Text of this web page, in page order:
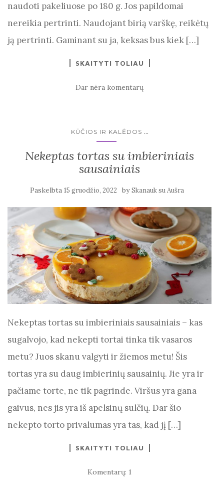
naudoti pakeliuose po 180 g. Jos papildomai
nereikia pertrinti. Naudojant birią varškę, reikėtų
ją pertrinti. Gaminant su ja, keksas bus kiek […]
SKAITYTI TOLIAU
Dar nėra komentarų
KŪČIOS IR KALĖDOS ...
Nekeptas tortas su imbieriniais
sausainiais
Paskelbta 15 gruodžio, 2022 bySkanauk su Aušra
Nekeptas tortas su imbieriniais sausainiais – kas
sugalvojo, kad nekepti tortai tinka tik vasaros
metu? Juos skanu valgyti ir žiemos metu! Šis
tortas yra su daug imbierinių sausainių. Jie yra ir
pačiame torte, ne tik pagrinde. Viršus yra gana
gaivus, nes jis yra iš apelsinų sulčių. Dar šio
nekepto torto privalumas yra tas, kad jį […]
SKAITYTI TOLIAU
Komentarų: 1